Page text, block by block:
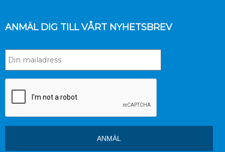
ANMÄL DIG TILL VÅRT NYHETSBREV